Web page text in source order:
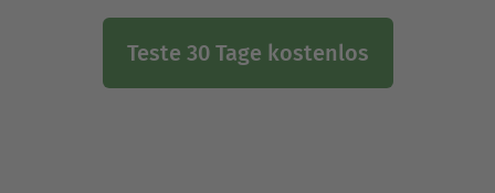
Teste 30 Tage kostenlos